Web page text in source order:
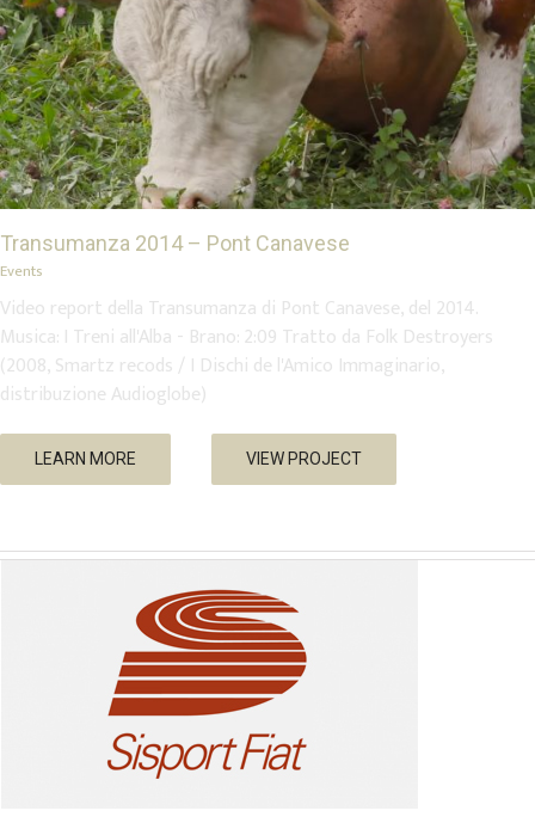
Transumanza 2014 – Pont Canavese
Events
Video report della Transumanza di Pont Canavese, del 2014.
Musica: I Treni all'Alba - Brano: 2:09 Tratto da Folk Destroyers
(2008, Smartz recods / I Dischi de l'Amico Immaginario,
distribuzione Audioglobe)
LEARN MORE VIEW PROJECT
Sisport Fiat